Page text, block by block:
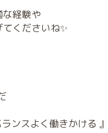
経験や
くださいね✨
ンスよく働きかける 』